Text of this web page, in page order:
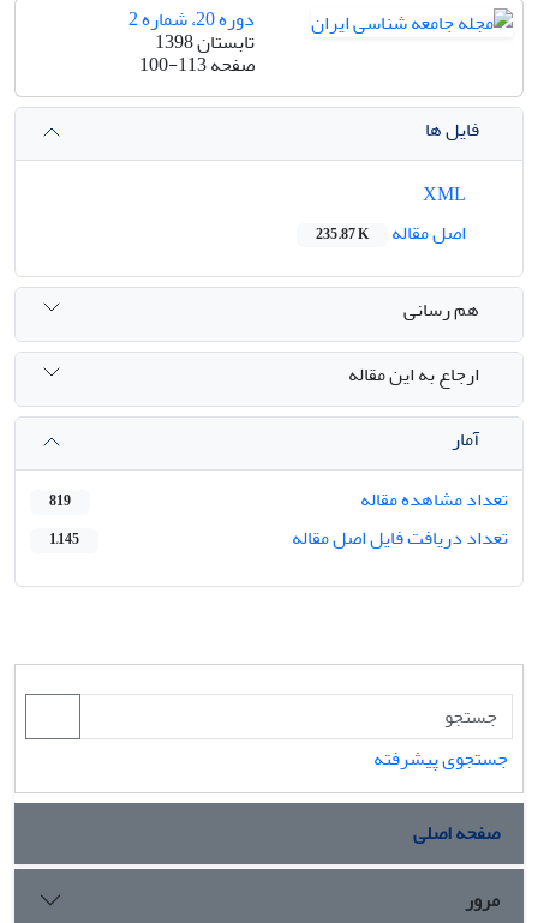
دوره 20، شماره 2
تابستان 1398
صفحه100-113
فایل ها
اصل مقاله
235.87 K
هم رسانی
ارجاع به این مقاله
آمار
تعداد مشاهده مقاله
819
تعداد دریافت فایل اصل مقاله 1,145
جستجوی پیشرفته
صفحه اصلی
مرور